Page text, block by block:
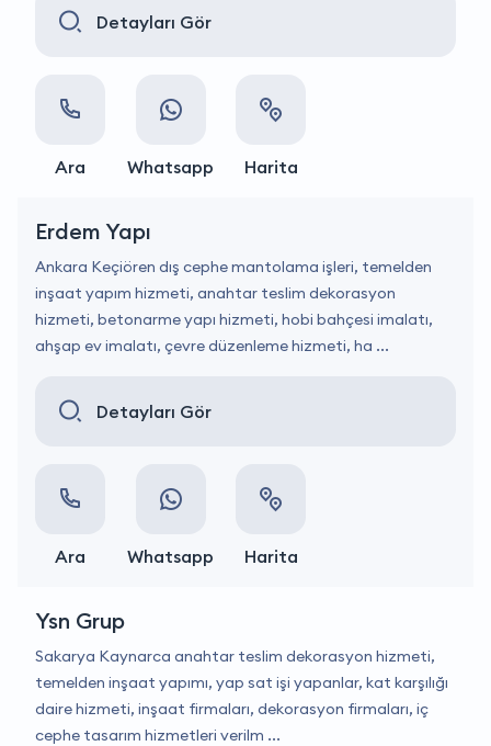
Detayları Gör
Ara Whatsapp Harita
Erdem Yapı
Ankara Keçiören dış cephe mantolama işleri, temelden
inşaat yapım hizmeti, anahtar teslim dekorasyon
hizmeti, betonarme yapı hizmeti, hobi bahçesi imalatı,
ahşap ev imalatı, çevre düzenleme hizmeti, ha ...
Detayları Gör
Ara Whatsapp Harita
Ysn Grup
Sakarya Kaynarca anahtar teslim dekorasyon hizmeti,
temelden inşaat yapımı, yap sat işi yapanlar, kat karşılığı
daire hizmeti, inşaat firmaları, dekorasyon firmaları, iç
cephe tasarım hizmetleri verilm ...